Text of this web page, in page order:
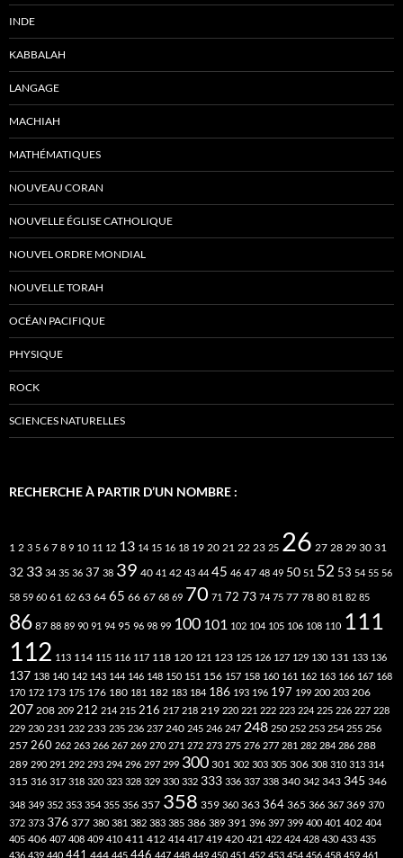
INDE
KABBALAH
LANGAGE
MACHIAH
MATHÉMATIQUES
NOUVEAU CORAN
NOUVELLE ÉGLISE CATHOLIQUE
NOUVEL ORDRE MONDIAL
NOUVELLE TORAH
OCÉAN PACIFIQUE
PHYSIQUE
ROCK
SCIENCES NATURELLES
RECHERCHE À PARTIR D’UN NOMBRE :
1 2 3 5 6 7 8 9 10 11 12 13 14 15 16 18 19 20 21 22 23 25 26 27 28 29 30 31
32 33 34 35 36 37 38 39 40 41 42 43 44 45 46 47 48 49 50 51 52 53 54 55 56
58 59 60 61 62 63 64 65 66 67 68 69 70 71 72 73 74 75 77 78 80 81 82 85
86 87 88 89 90 91 94 95 96 98 99 100 101 102 104 105 106 108 110 111
112 113 114 115 116 117 118 120 121 123 125 126 127 129 130 131 133 136
137 138 140 142 143 144 146 148 150 151 156 157 158 160 161 162 163 166 167 168
170 172 173 175 176 180 181 182 183 184 186 193 196 197 199 200 203 206
207 208 209 212 214 215 216 217 218 219 220 221 222 223 224 225 226 227 228
229 230 231 232 233 235 236 237 240 245 246 247 248 250 252 253 254 255 256
257 260 262 263 266 267 269 270 271 272 273 275 276 277 281 282 284 286 288
289 290 291 292 293 294 296 297 299 300 301 302 303 305 306 308 310 313 314
315 316 317 318 320 323 328 329 330 332 333 336 337 338 340 342 343 345 346
348 349 352 353 354 355 356 357 358 359 360 363 364 365 366 367 369 370
372 373 376 377 380 381 382 383 385 386 389 391 396 397 399 400 401 402 404
405 406 407 408 409 410 411 412 414 417 419 420 421 422 424 428 430 433 435
436 439 440 441 444 445 446 447 448 449 450 451 452 453 454 456 458 459 461